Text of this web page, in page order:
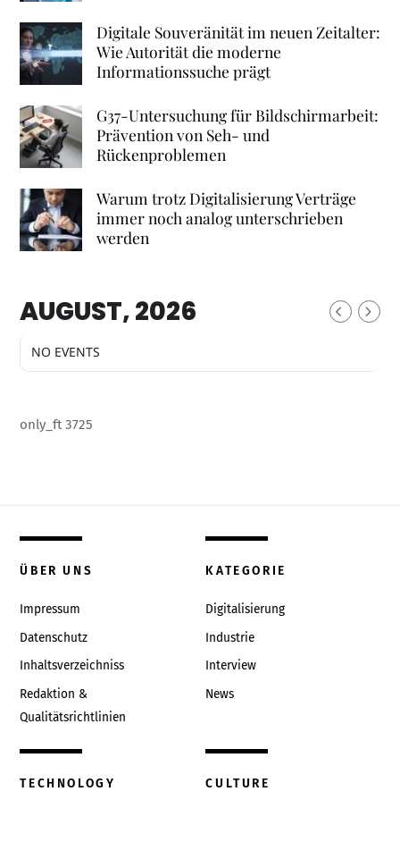
Digitale Souveränität im neuen Zeitalter:
Wie Autorität die moderne
Informationssuche prägt
G37-Untersuchung für Bildschirmarbeit:
Prävention von Seh- und
Rückenproblemen
Warum trotz Digitalisierung Verträge
immer noch analog unterschrieben
werden
AUGUST, 2026
NO EVENTS
only_ft 3725
ÜBER UNS
Impressum
Datenschutz
Inhaltsverzeichniss
Redaktion &
Qualitätsrichtlinien
KATEGORIE
Digitalisierung
Industrie
Interview
News
TECHNOLOGY CULTURE